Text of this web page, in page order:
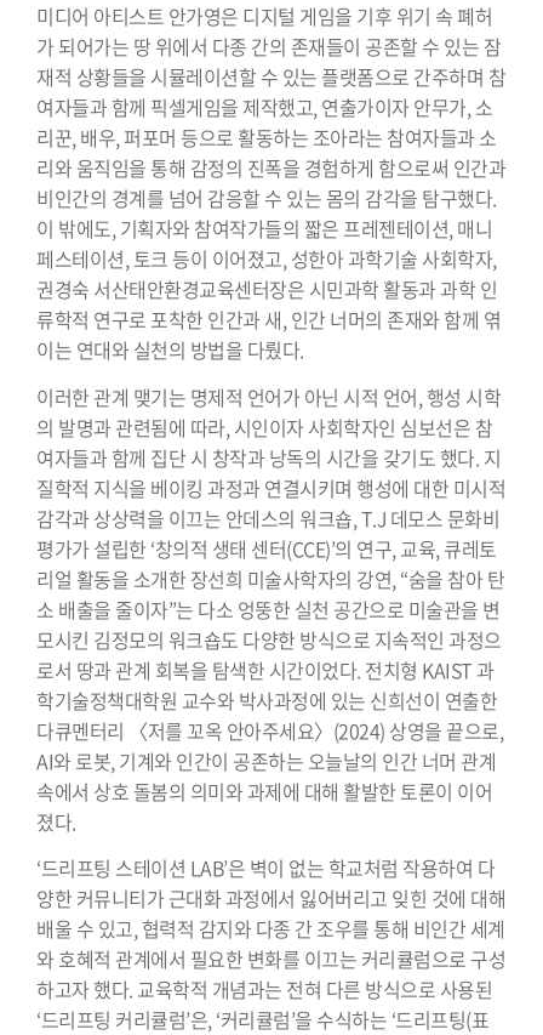
미디어 아티스트 안가영은 디지털 게임을 기후 위기 속 폐허
가 되어가는 땅 위에서 다종 간의 존재들이 공존할 수 있는 잠
재적 상황들을 시뮬레이션할 수 있는 플랫폼으로 간주하며 참
여자들과 함께 픽셀게임을 제작했고, 연출가이자 안무가, 소
리꾼, 배우, 퍼포머 등으로 활동하는 조아라는 참여자들과 소
리와 움직임을 통해 감정의 진폭을 경험하게 함으로써 인간과
비인간의 경계를 넘어 감응할 수 있는 몸의 감각을 탐구했다.
이 밖에도, 기획자와 참여작가들의 짧은 프레젠테이션, 매니
페스테이션, 토크 등이 이어졌고, 성한아 과학기술 사회학자,
권경숙 서산태안환경교육센터장은 시민과학 활동과 과학 인
류학적 연구로 포착한 인간과 새, 인간 너머의 존재와 함께 엮
이는 연대와 실천의 방법을 다뤘다.
이러한 관계 맺기는 명제적 언어가 아닌 시적 언어, 행성 시학
의 발명과 관련됨에 따라, 시인이자 사회학자인 심보선은 참
여자들과 함께 집단 시 창작과 낭독의 시간을 갖기도 했다. 지
질학적 지식을 베이킹 과정과 연결시키며 행성에 대한 미시적
감각과 상상력을 이끄는 안데스의 워크숍, T.J 데모스 문화비
평가가 설립한 ‘창의적 생태 센터(CCE)’의 연구, 교육, 큐레토
리얼 활동을 소개한 장선희 미술사학자의 강연, “숨을 참아 탄
소 배출을 줄이자”는 다소 엉뚱한 실천 공간으로 미술관을 변
모시킨 김정모의 워크숍도 다양한 방식으로 지속적인 과정으
로서 땅과 관계 회복을 탐색한 시간이었다. 전치형 KAIST 과
학기술정책대학원 교수와 박사과정에 있는 신희선이 연출한
다큐멘터리 〈저를 꼬옥 안아주세요〉(2024) 상영을 끝으로,
AI와 로봇, 기계와 인간이 공존하는 오늘날의 인간 너머 관계
속에서 상호 돌봄의 의미와 과제에 대해 활발한 토론이 이어
졌다.
‘드리프팅 스테이션 LAB’은 벽이 없는 학교처럼 작용하여 다
양한 커뮤니티가 근대화 과정에서 잃어버리고 잊힌 것에 대해
배울 수 있고, 협력적 감지와 다종 간 조우를 통해 비인간 세계
와 호혜적 관계에서 필요한 변화를 이끄는 커리큘럼으로 구성
하고자 했다. 교육학적 개념과는 전혀 다른 방식으로 사용된
‘드리프팅 커리큘럼’은, ‘커리큘럼’을 수식하는 ‘드리프팅(표